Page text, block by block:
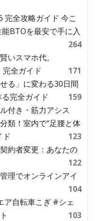
完全攻略ガイド 今こ
BTOを最安で手に入
264
いスマホ代。
全ガイド
171
る」に変わる30日間
完全ガイド
159
付き・筋力アシス
類！室内で“足腰と体
ド
123
約者変更：あなたの
122
理でオンラインアイ
104
ア自転車こぎ #シェ
103